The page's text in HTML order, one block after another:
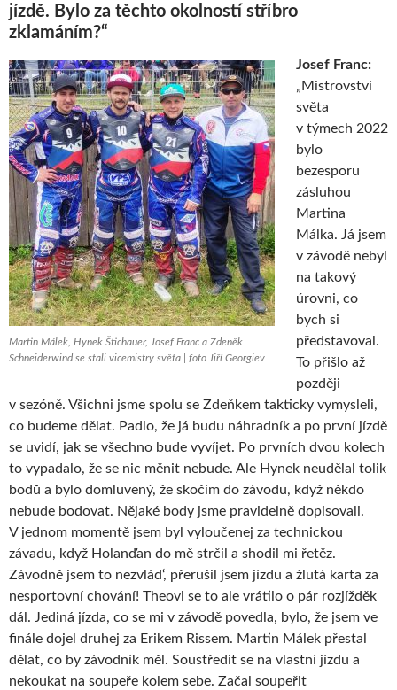
jízdě. Bylo za těchto okolností stříbro
zklamáním?“
Martin Málek, Hynek Štichauer, Josef Franc a Zdeněk
Schneiderwind se stali vicemistry světa | foto Jiří Georgiev
Josef Franc:
„Mistrovství
světa
v týmech 2022
bylo
bezesporu
zásluhou
Martina
Málka. Já jsem
v závodě nebyl
na takový
úrovni, co
bych si
představoval.
To přišlo až
později
v sezóně. Všichni jsme spolu se Zdeňkem takticky vymysleli,
co budeme dělat. Padlo, že já budu náhradník a po první jízdě
se uvidí, jak se všechno bude vyvíjet. Po prvních dvou kolech
to vypadalo, že se nic měnit nebude. Ale Hynek neudělal tolik
bodů a bylo domluvený, že skočím do závodu, když někdo
nebude bodovat. Nějaké body jsme pravidelně dopisovali.
V jednom momentě jsem byl vyloučenej za technickou
závadu, když Holanďan do mě strčil a shodil mi řetěz.
Závodně jsem to nezvlád‘, přerušil jsem jízdu a žlutá karta za
nesportovní chování! Theovi se to ale vrátilo o pár rozjížděk
dál. Jediná jízda, co se mi v závodě povedla, bylo, že jsem ve
finále dojel druhej za Erikem Rissem. Martin Málek přestal
dělat, co by závodník měl. Soustředit se na vlastní jízdu a
nekoukat na soupeře kolem sebe. Začal soupeřit